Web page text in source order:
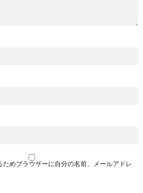
めブラウザーに自分の名前、メールアドレ